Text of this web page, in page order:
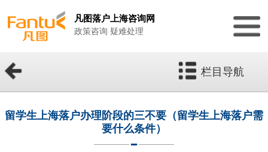
凡图落户上海咨询网
政策咨询 疑难处理
栏目导航
留学生上海落户办理阶段的三不要（留学生上海落户需
要什么条件）